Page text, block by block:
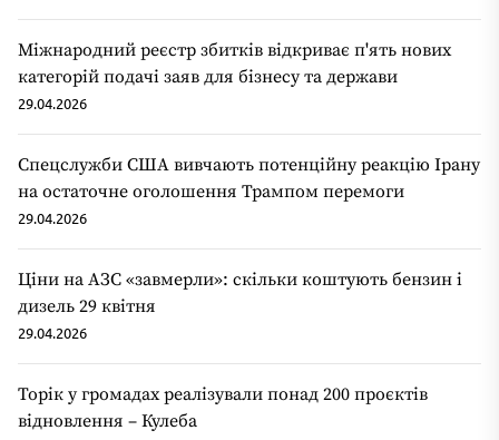
Міжнародний реєстр збитків відкриває п'ять нових
категорій подачі заяв для бізнесу та держави
29.04.2026
Спецслужби США вивчають потенційну реакцію Ірану
на остаточне оголошення Трампом перемоги
29.04.2026
Ціни на АЗС «завмерли»: скільки коштують бензин і
дизель 29 квітня
29.04.2026
Торік у громадах реалізували понад 200 проєктів
відновлення – Кулеба